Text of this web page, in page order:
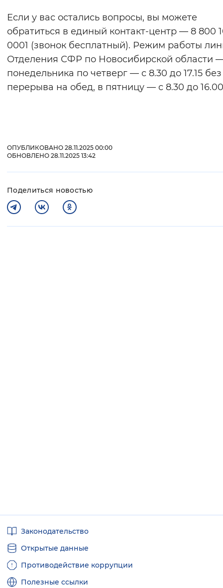
Если у вас остались вопросы, вы можете
обратиться в единый контакт-центр — 8 800
0001 (звонок бесплатный). Режим работы
Отделения СФР по Новосибирской области
понедельника по четверг — с 8.30 до 17.15 без
перерыва на обед, в пятницу — с 8.30 до
ОПУБЛИКОВАНО 28.11.2025 00:00
ОБНОВЛЕНО 28.11.2025 13:42
Поделиться новостью
ссылкиЗаконодательство
Открытые данные
Противодействие коррупции
Полезные ссылки